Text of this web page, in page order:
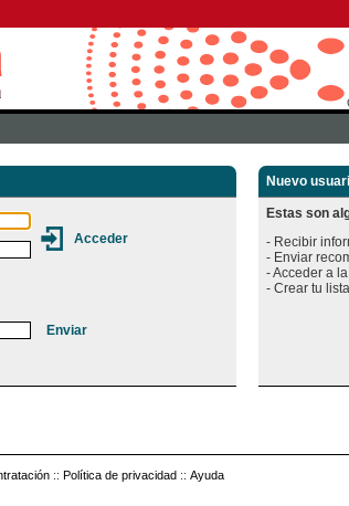
Nuevo
Estas son
- Recibir
- Enviar
- Acceder a
:: Política de privacidad :: Ayuda